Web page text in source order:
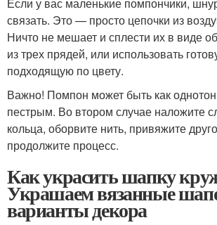
связать. Это — просто цепочки из
Ничто не мешает и сплести их в виде
из трех прядей, или использовать
подходящую по цвету.
Важно! Помпон может быть как
пестрым. Во втором случае наложите
кольца, оборвите нить, привяжите
продолжите процесс.
Как украсить шапку
Украшаем вязанные
варианты декора